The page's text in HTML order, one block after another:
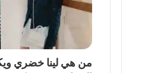
من هي لينا خضري